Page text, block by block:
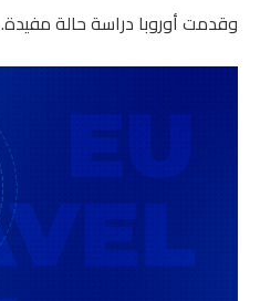
وقدمت أوروبا دراسة حالة مفيدة.